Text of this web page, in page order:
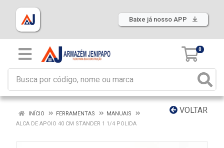
Baixe já nosso APP
0
VOLTAR
INÍCIO FERRAMENTAS
MANUAIS
ALCA DE APOIO 40 CM STANDER 1 1/4 POLIDA